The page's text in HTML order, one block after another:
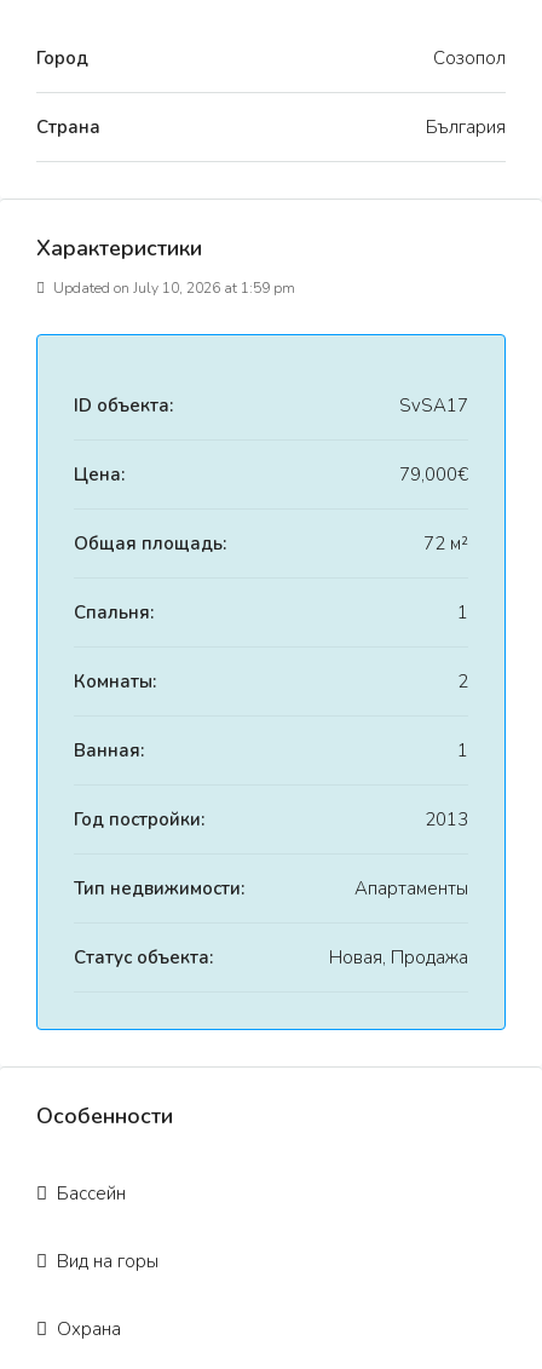
Город Созопол
Страна България
Характеристики
Updated on July 10, 2026 at 1:59 pm
ID объекта: SvSA17
Цена: 79,000€
Общая площадь: 72 м²
Спальня: 1
Комнаты: 2
Ванная: 1
Год постройки: 2013
Тип недвижимости: Апартаменты
Статус объекта: Новая, Продажа
Особенности
Бассейн
Вид на горы
Охрана